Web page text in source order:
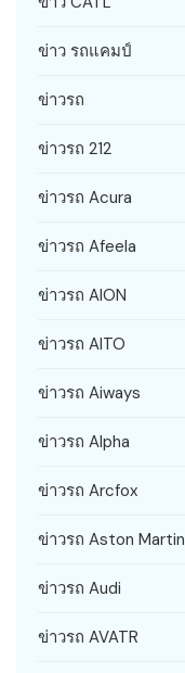
ข่าว รถแคมป์
ข่าวรถ
ข่าวรถ 212
ข่าวรถ Acura
ข่าวรถ Afeela
ข่าวรถ AION
ข่าวรถ AITO
ข่าวรถ Aiways
ข่าวรถ Alpha
ข่าวรถ Arcfox
ข่าวรถ Aston Martin
ข่าวรถ Audi
ข่าวรถ AVATR